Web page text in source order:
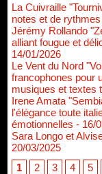
La Cuivraille
notes et de rythmes
Jérémy Rollando
alliant fougue et
14/01/2026
Le Vent du Nord
francophones pour
musiques et textes
Irene Amata
l'élégance toute
émotionnelles - 16/
Sara Longo et
20/03/2025
1
2 3 4 5